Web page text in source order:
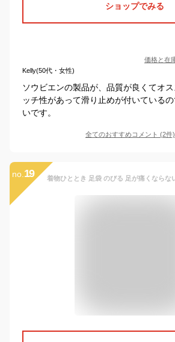
ショップでみる
価格と在
Kelly(50代・女性)
ソウビエンの製品が、品質が良くてオ
ッチ性があって滑り止めが付いている
いです。
全てのおすすめコメント (2件)
no. 19